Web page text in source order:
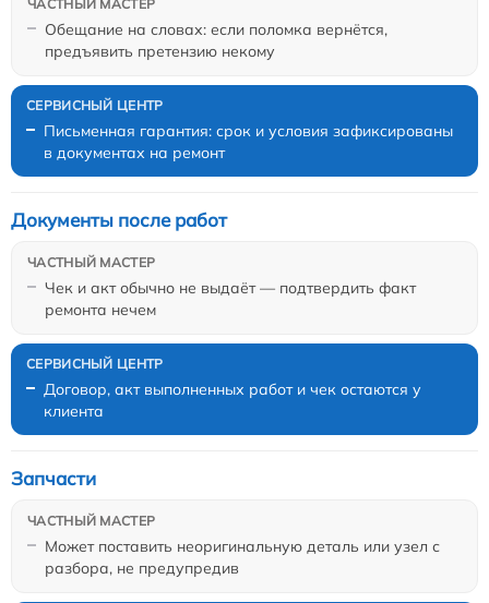
Обещание на словах: если поломка вернётся,
предъявить претензию некому
Письменная гарантия: срок и условия зафиксированы
в документах на ремонт
Чек и акт обычно не выдаёт — подтвердить факт
ремонта нечем
Документы после работ
Договор, акт выполненных работ и чек остаются у
клиента
Может поставить неоригинальную деталь или узел с
разбора, не предупредив
Запчасти